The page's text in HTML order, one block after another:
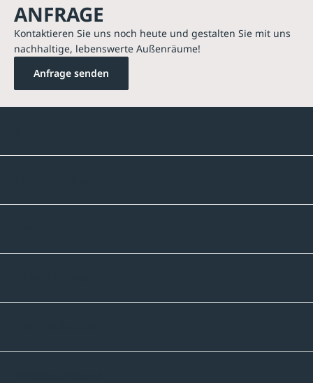
ANFRAGE
Kontaktieren Sie uns noch heute und gestalten Sie mit uns
nachhaltige, lebenswerte Außenräume!
Anfrage senden